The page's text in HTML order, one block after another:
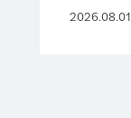
2026.08.01